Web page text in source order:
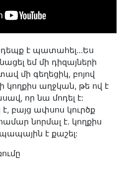
է պատահել…Ես
եմ մի դիզայների
մի գեղեցիկ, բոյով
կողքիս աղջկան, թե ով է
որ նա մոդել է:
բայց ափսոս կուրծք
նորմալ է. կողքիս
է քաշել: